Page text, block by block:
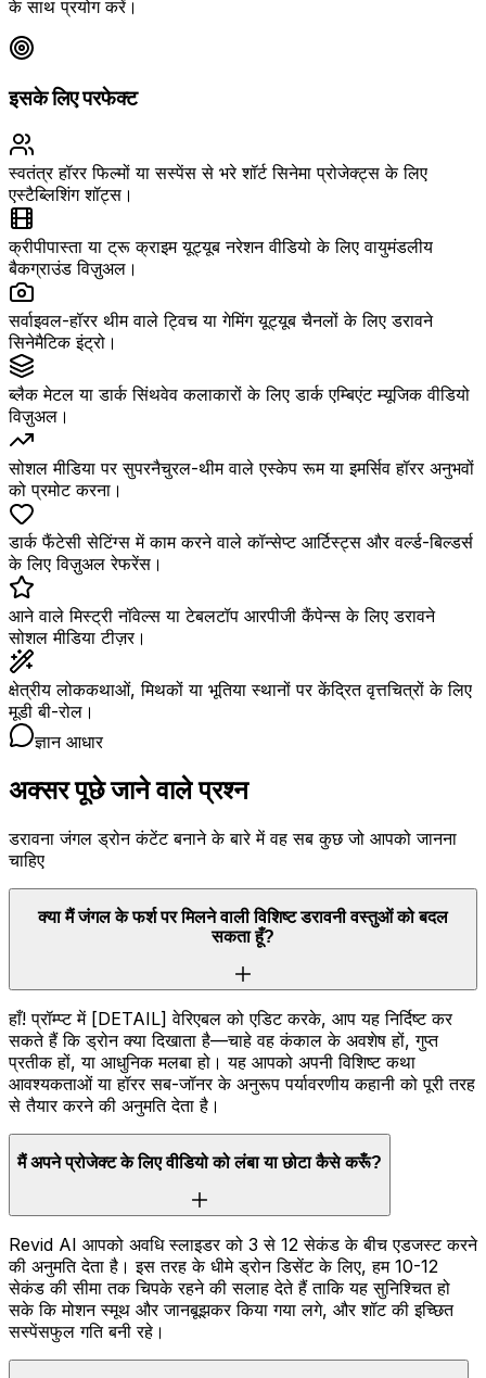
के साथ प्रयोग करें।
इसके लिए परफेक्ट
स्वतंत्र हॉरर फिल्मों या सस्पेंस से भरे शॉर्ट सिनेमा प्रोजेक्ट्स के लिए
एस्टैब्लिशिंग शॉट्स।
क्रीपीपास्ता या ट्रू क्राइम यूट्यूब नरेशन वीडियो के लिए वायुमंडलीय
बैकग्राउंड विज़ुअल।
सर्वाइवल-हॉरर थीम वाले ट्विच या गेमिंग यूट्यूब चैनलों के लिए डरावने
सिनेमैटिक इंट्रो।
ब्लैक मेटल या डार्क सिंथवेव कलाकारों के लिए डार्क एम्बिएंट म्यूजिक वीडियो
विज़ुअल।
सोशल मीडिया पर सुपरनैचुरल-थीम वाले एस्केप रूम या इमर्सिव हॉरर अनुभवों
को प्रमोट करना।
डार्क फैंटेसी सेटिंग्स में काम करने वाले कॉन्सेप्ट आर्टिस्ट्स और वर्ल्ड-बिल्डर्स
के लिए विज़ुअल रेफरेंस।
आने वाले मिस्ट्री नॉवेल्स या टेबलटॉप आरपीजी कैंपेन्स के लिए डरावने
सोशल मीडिया टीज़र।
क्षेत्रीय लोककथाओं, मिथकों या भूतिया स्थानों पर केंद्रित वृत्तचित्रों के लिए
मूडी बी-रोल।
ज्ञान आधार
अक्सर पूछे जाने वाले प्रश्न
डरावना जंगल ड्रोन कंटेंट बनाने के बारे में वह सब कुछ जो आपको जानना
चाहिए
क्या मैं जंगल के फर्श पर मिलने वाली विशिष्ट डरावनी वस्तुओं को बदल
सकता हूँ?
हाँ! प्रॉम्प्ट में [DETAIL] वेरिएबल को एडिट करके, आप यह निर्दिष्ट कर
सकते हैं कि ड्रोन क्या दिखाता है—चाहे वह कंकाल के अवशेष हों, गुप्त
प्रतीक हों, या आधुनिक मलबा हो। यह आपको अपनी विशिष्ट कथा
आवश्यकताओं या हॉरर सब-जॉनर के अनुरूप पर्यावरणीय कहानी को पूरी तरह
से तैयार करने की अनुमति देता है।
मैं अपने प्रोजेक्ट के लिए वीडियो को लंबा या छोटा कैसे करूँ?
Revid AI आपको अवधि स्लाइडर को 3 से 12 सेकंड के बीच एडजस्ट करने
की अनुमति देता है। इस तरह के धीमे ड्रोन डिसेंट के लिए, हम 10-12
सेकंड की सीमा तक चिपके रहने की सलाह देते हैं ताकि यह सुनिश्चित हो
सके कि मोशन स्मूथ और जानबूझकर किया गया लगे, और शॉट की इच्छित
सस्पेंसफुल गति बनी रहे।